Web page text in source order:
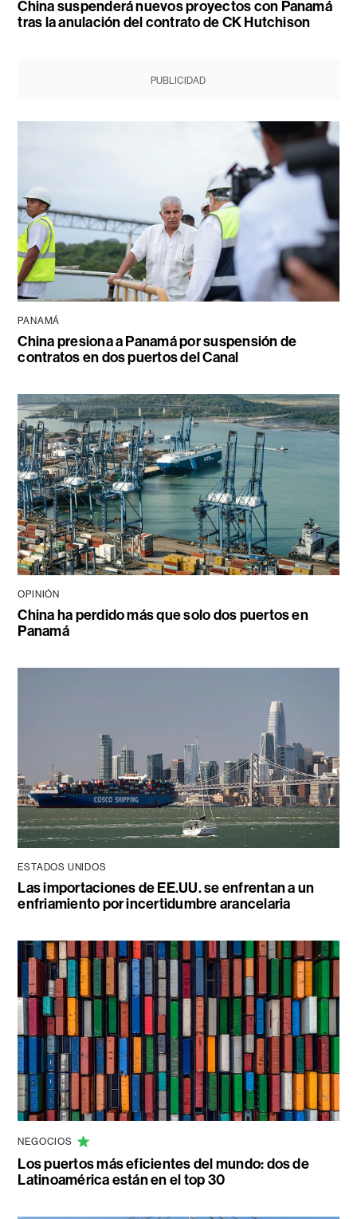
China suspenderá nuevos proyectos con Panamá
tras la anulación del contrato de CK Hutchison
PUBLICIDAD
PANAMÁ
China presiona a Panamá por suspensión de
contratos en dos puertos del Canal
OPINIÓN
China ha perdido más que solo dos puertos en
Panamá
ESTADOS UNIDOS
Las importaciones de EE.UU. se enfrentan a un
enfriamiento por incertidumbre arancelaria
NEGOCIOS
Los puertos más eficientes del mundo: dos de
Latinoamérica están en el top 30